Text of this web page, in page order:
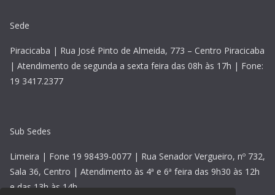
Sede
Piracicaba | Rua José Pinto de Almeida, 773 – Centro Piracicaba
| Atendimento de segunda a sexta feira das 08h às 17h | Fone:
19 3417.2377
Sub Sedes
Limeira | Fone 19 98439-0077 | Rua Senador Vergueiro, nº 732,
Sala 36, Centro | Atendimento às 4ª e 6ª feira das 9h30 às 12h
e das 13h às 14h